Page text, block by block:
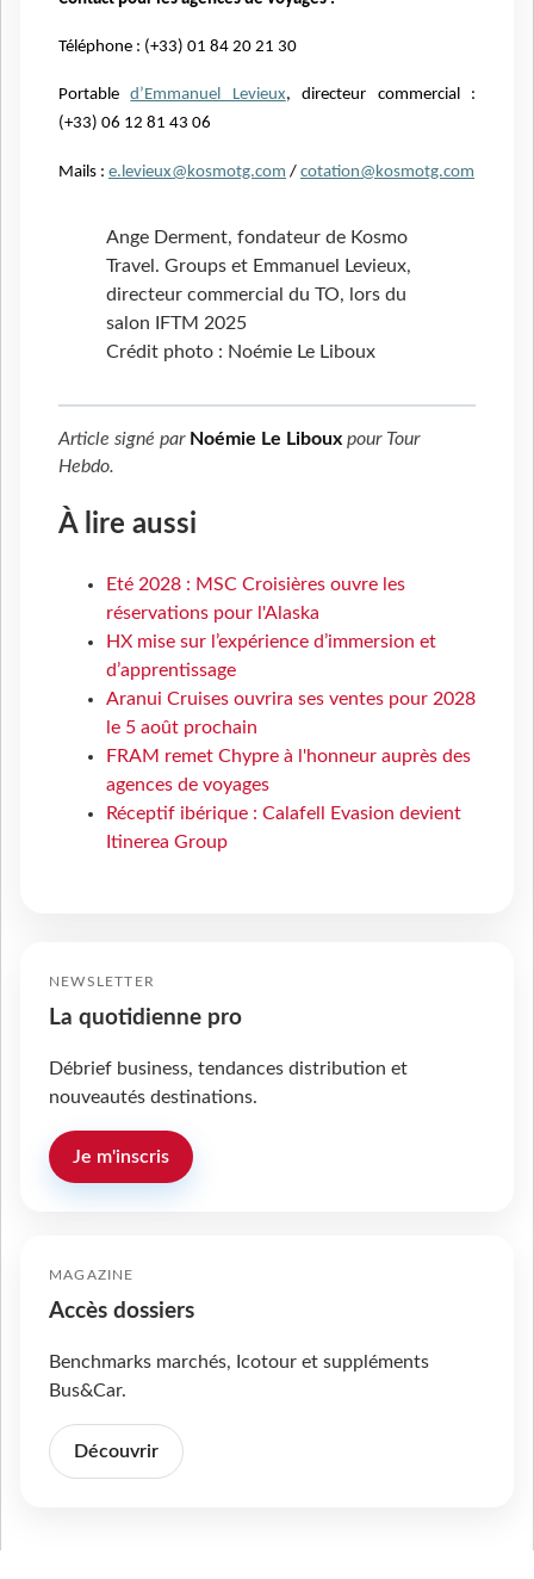
Téléphone : (+33) 01 84 20 21 30
Portabled’Emmanuel Levieux, directeur commercial :
(+33) 06 12 81 43 06
Mails : e.levieux@kosmotg.com / cotation@kosmotg.com
Ange Derment, fondateur de Kosmo
Travel. Groups et Emmanuel Levieux,
directeur commercial du TO, lors du
salon IFTM 2025
Crédit photo : Noémie Le Liboux
Article signé par Noémie Le Liboux pour Tour
Hebdo.
À lire aussi
Eté 2028 : MSC Croisières ouvre les
réservations pour l'Alaska
HX mise sur l’expérience d’immersion et
d’apprentissage
Aranui Cruises ouvrira ses ventes pour 2028
le 5 août prochain
FRAM remet Chypre à l'honneur auprès des
agences de voyages
Réceptif ibérique : Calafell Evasion devient
Itinerea Group
NEWSLETTER
La quotidienne pro
Débrief business, tendances distribution et
nouveautés destinations.
Je m'inscris
MAGAZINE
Accès dossiers
Benchmarks marchés, Icotour et suppléments
Bus&Car.
Découvrir